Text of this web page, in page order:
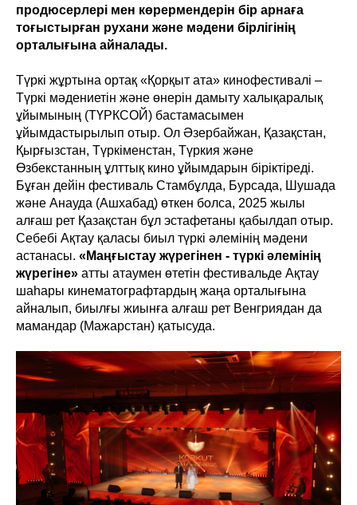
продюсерлері мен көрермендерін бір арнаға
тоғыстырған рухани және мәдени бірлігінің
орталығына айналады.
Түркі жұртына ортақ «Қорқыт ата» кинофестивалі –
Түркі мәдениетін және өнерін дамыту халықаралық
ұйымының (ТҮРКСОЙ) бастамасымен
ұйымдастырылып отыр. Ол Әзербайжан, Қазақстан,
Қырғызстан, Түркіменстан, Түркия және
Өзбекстанның ұлттық кино ұйымдарын біріктіреді.
Бұған дейін фестиваль Стамбұлда, Бурсада, Шушада
және Анауда (Ашхабад) өткен болса, 2025 жылы
алғаш рет Қазақстан бұл эстафетаны қабылдап отыр.
Себебі Ақтау қаласы биыл түркі әлемінің мәдени
астанасы. «Маңғыстау жүрегінен - түркі әлемінің
жүрегіне» атты атаумен өтетін фестивальде Ақтау
шаһары кинематографтардың жаңа орталығына
айналып, биылғы жиынға алғаш рет Венгриядан да
мамандар (Мажарстан) қатысуда.